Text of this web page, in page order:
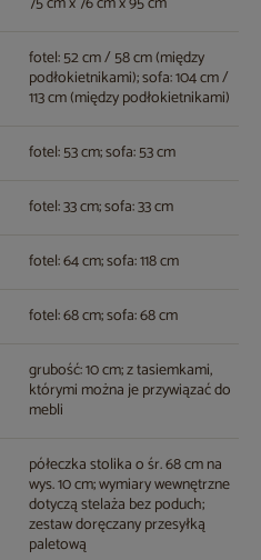
fotel: 52 cm / 58 cm (między
podłokietnikami); sofa: 104 cm /
113 cm (między podłokietnikami)
fotel: 53 cm; sofa: 53 cm
fotel: 33 cm; sofa: 33 cm
fotel: 64 cm; sofa: 118 cm
fotel: 68 cm; sofa: 68 cm
grubość: 10 cm; z tasiemkami,
którymi można je przywiązać do
mebli
półeczka stolika o śr. 68 cm na
wys. 10 cm; wymiary wewnętrzne
dotyczą stelaża bez poduch;
zestaw doręczany przesyłką
paletową